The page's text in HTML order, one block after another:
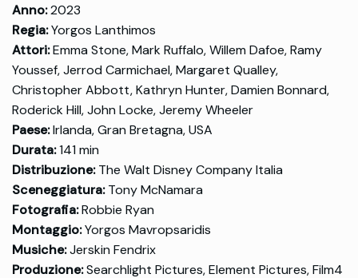
Anno:2023
Regia:Yorgos Lanthimos
Attori:Emma Stone, Mark Ruffalo, Willem Dafoe, Ramy
Youssef, Jerrod Carmichael, Margaret Qualley,
Christopher Abbott, Kathryn Hunter, Damien Bonnard,
Roderick Hill, John Locke, Jeremy Wheeler
Paese:Irlanda, Gran Bretagna, USA
Durata:141 min
Distribuzione:The Walt Disney Company Italia
Sceneggiatura:Tony McNamara
Fotografia:Robbie Ryan
Montaggio:Yorgos Mavropsaridis
Musiche:Jerskin Fendrix
Produzione:Searchlight Pictures, Element Pictures, Film4